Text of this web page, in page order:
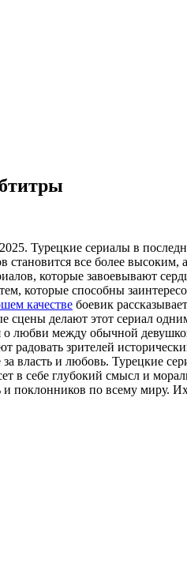
Турeцкиe сериалы в
становится все более
которые завоевывают
которые способны
качестве боевик
делают этот сериал
любви между обычной
зрителей
и любовь. Турецкие
себе глубокий смысл и
поклонников по всему миру.